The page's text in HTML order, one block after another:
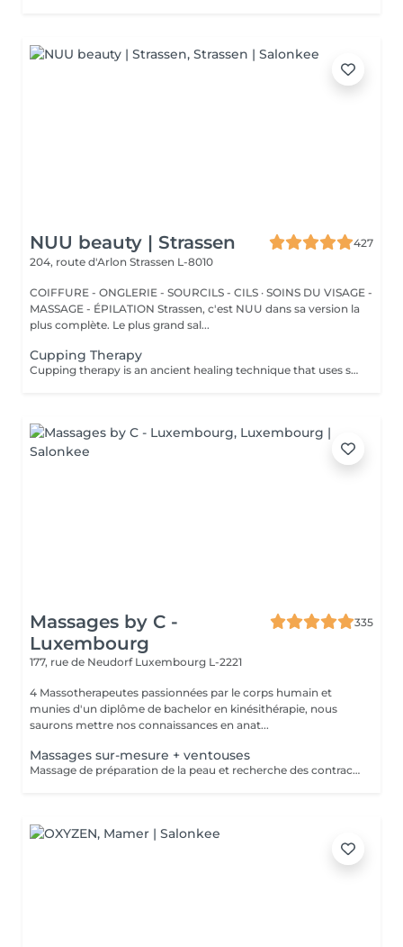
NUU beauty | Strassen
427
204, route d'Arlon Strassen L-8010
COIFFURE - ONGLERIE - SOURCILS - CILS · SOINS DU VISAGE -
MASSAGE - ÉPILATION Strassen, c'est NUU dans sa version la
plus complète. Le plus grand sal...
Cupping Therapy
Cupping therapy is an ancient healing technique that uses special cups to create gentle suction on the skin. This suction promotes blood flow, relieves muscle tension, reduces inflammation, and supports deep relaxation. The treatment can help release toxins, improve circulation, and ease chronic pain or stiffness. *Please note that cupping therapy could just be added to a massage service with includes back massage.
Massages by C -
Luxembourg
335
177, rue de Neudorf Luxembourg L-2221
4 Massotherapeutes passionnées par le corps humain et
munies d'un diplôme de bachelor en kinésithérapie, nous
saurons mettre nos connaissances en anat...
Massages sur-mesure + ventouses
Massage de préparation de la peau et recherche des contractures suivis pas la pose des ventouses. Le vide est créé à l'aide d'une flamme, aucune sensation de chaud n'est ressentie durant le procédé et la technique est peu douloureuse. Le but de la cupping therapy est de soulager les tensions musculaires tout en promouvant la circulation sanguine et lymphatique.